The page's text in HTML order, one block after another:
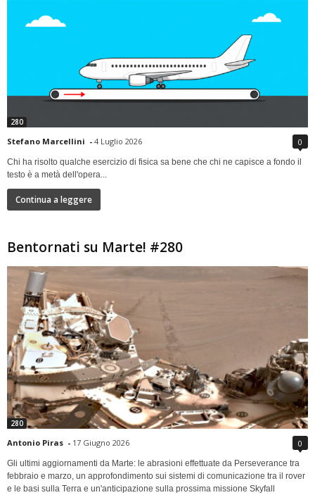
280
Stefano Marcellini - 4 Luglio 2026 0
Chi ha risolto qualche esercizio di fisica sa bene che chi ne capisce a fondo il
testo è a metà dell'opera...
Continua a leggere
Bentornati su Marte! #280
280
Antonio Piras - 17 Giugno 2026 0
Gli ultimi aggiornamenti da Marte: le abrasioni effettuate da Perseverance tra
febbraio e marzo, un approfondimento sui sistemi di comunicazione tra il rover
e le basi sulla Terra e un'anticipazione sulla prossima missione Skyfall